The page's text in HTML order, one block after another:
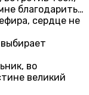
благодарить…
сердце не
во
великий